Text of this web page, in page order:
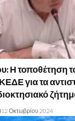
Η τοποθέτηση
για τα
12 Οκτωβρίου 2024